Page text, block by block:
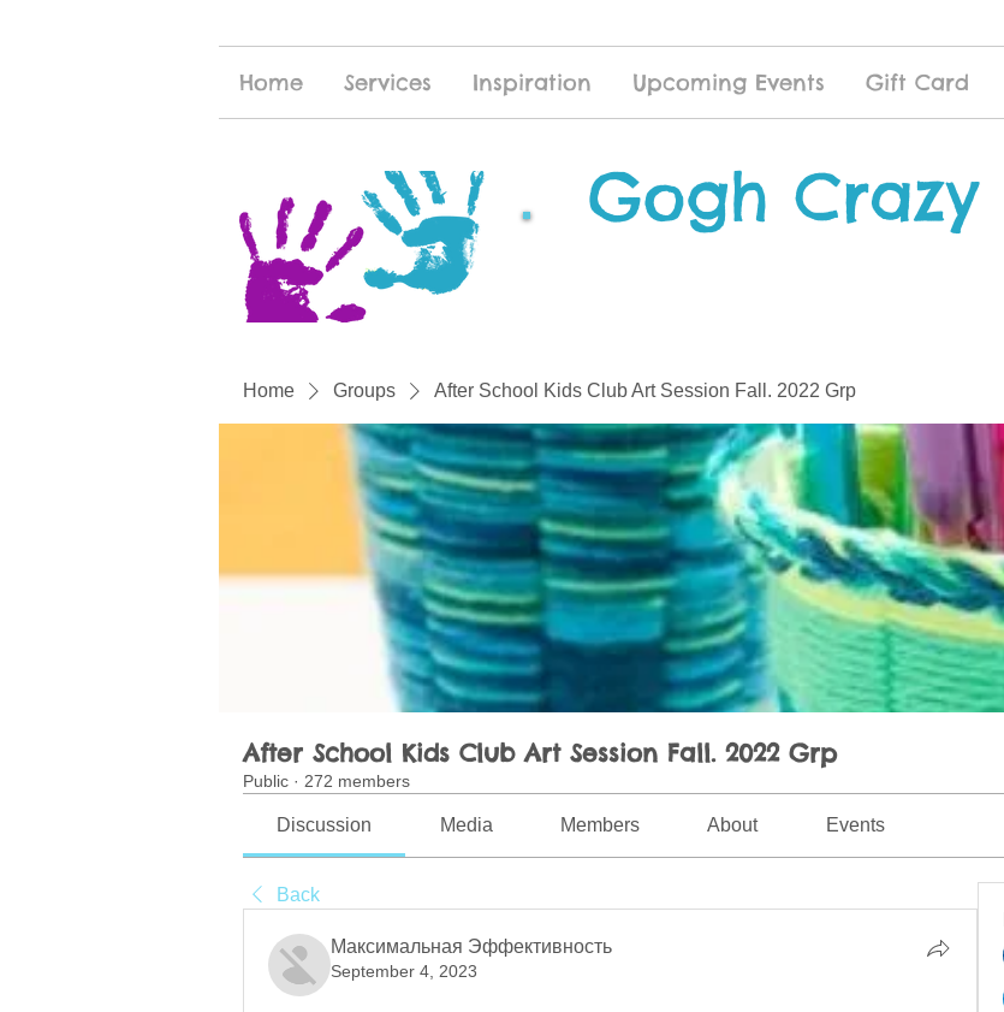
Home Services Inspiration Upcoming Events Gift Card
Gogh Crazy
Home Groups After School Kids Club Art Session Fall. 2022 Grp
After School Kids Club Art Session Fall. 2022 Grp
Public · 272 members
Discussion Media Members About Events
Back
Максимальная Эффективность
September 4, 2023